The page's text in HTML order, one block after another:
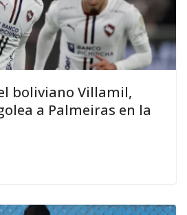
boliviano Villamil,
a Palmeiras en la